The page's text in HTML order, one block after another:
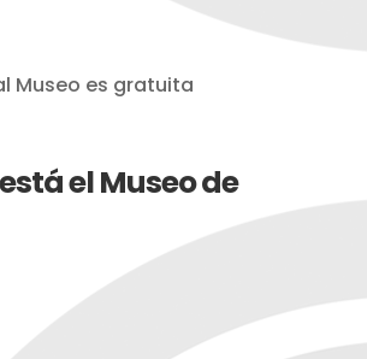
Museo es gratuita
el Museo de